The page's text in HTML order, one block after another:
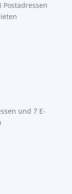
Postadressen
und 7 E-